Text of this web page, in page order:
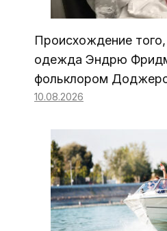
Происхождение того,
одежда Эндрю
фольклором
10.08.2026